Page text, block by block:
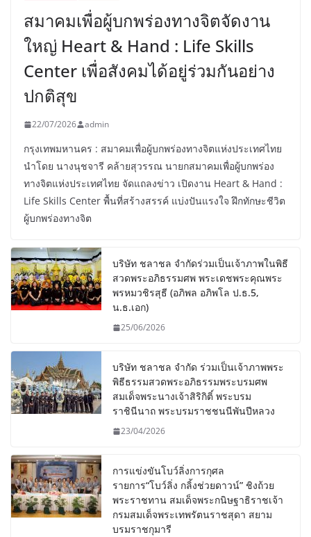
สมาคมเพื่อผู้บกพร่องทางจิตจัดงาน
ใหญ่ Heart & Hand : Life Skills
Center เพื่อสังคมได้อยู่ร่วมกันอย่าง
ปกติสุข
22/07/2026 admin
กรุงเทพมหานคร : สมาคมเพื่อผู้บกพร่องทางจิตแห่งประเทศไทย
นำโดย นางนุชจารี คล้ายสุวรรณ นายกสมาคมเพื่อผู้บกพร่อง
ทางจิตแห่งประเทศไทย จัดแถลงข่าว เปิดงาน Heart & Hand :
Life Skills Center พื้นที่สร้างสรรค์ แบ่งปันแรงใจ ฝึกทักษะชีวิต
ผู้บกพร่องทางจิต
บริษัท ชลาชล จำกัดร่วมเป็นเจ้าภาพในพิธี
สวดพระอภิธรรมศพ พระเดชพระคุณพระ
พรหมวชิรสุธี (อภิพล อภิพโล ป.ธ.5,
น.ธ.เอก)
25/06/2026
บริษัท ชลาชล จำกัด ร่วมเป็นเจ้าภาพพระ
พิธีธรรมสวดพระอภิธรรมพระบรมศพ
สมเด็จพระนางเจ้าสิริกิติ์ พระบรม
ราชินีนาถ พระบรมราชชนนีพันปีหลวง
23/04/2026
การแข่งขันโบว์ลิ่งการกุศล
รายการ“โบว์ลิ่ง กลิ้งช่วยดาวน์” ชิงถ้วย
พระราชทาน สมเด็จพระกนิษฐาธิราชเจ้า
กรมสมเด็จพระเทพรัตนราชสุดา สยาม
บรมราชกุมารี